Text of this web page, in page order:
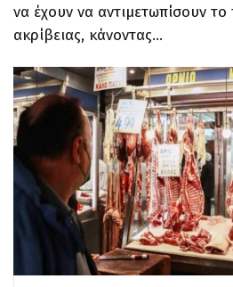
να έχουν να αντιμετωπίσουν
ακρίβειας, κάνοντας…